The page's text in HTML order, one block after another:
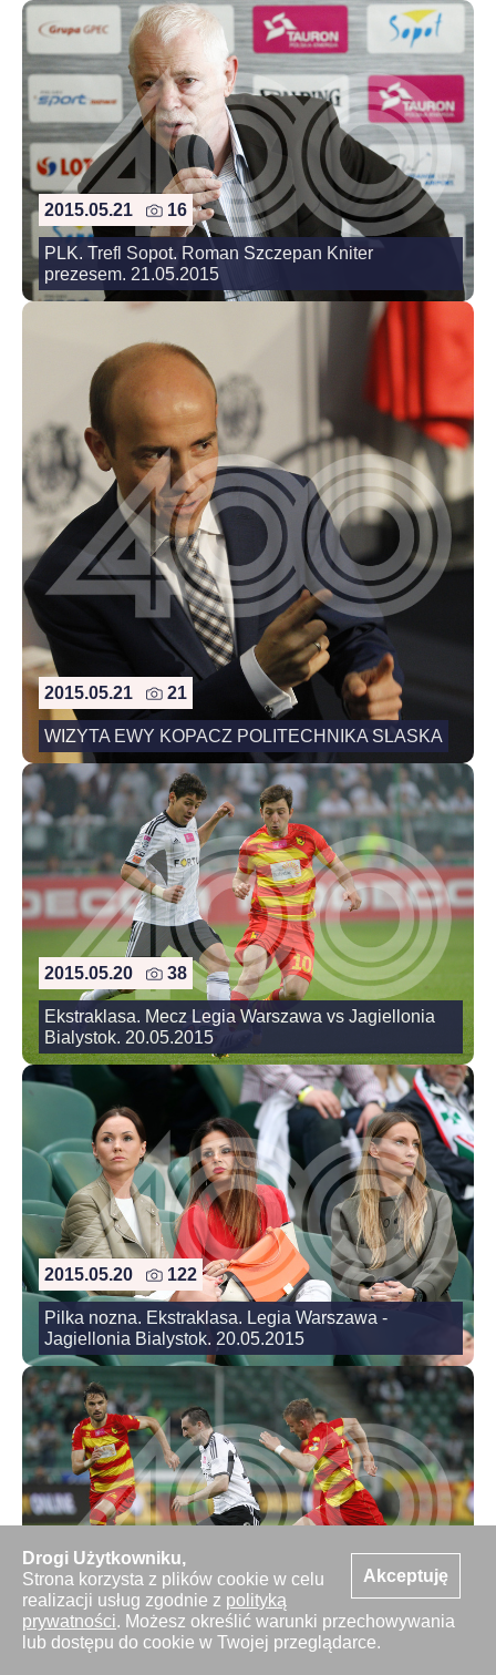
Akceptuję
Drogi Użytkowniku,
Strona korzysta z plików cookie w celu
realizacji usług zgodnie z polityką
prywatności. Możesz określić warunki przechowywania
lub dostępu do cookie w Twojej przeglądarce.
2015.05.21 16
PLK. Trefl Sopot. Roman Szczepan Kniter
prezesem. 21.05.2015
2015.05.21 21
WIZYTA EWY KOPACZ POLITECHNIKA SLASKA
2015.05.20 38
Ekstraklasa. Mecz Legia Warszawa vs Jagiellonia
Bialystok. 20.05.2015
2015.05.20 122
Pilka nozna. Ekstraklasa. Legia Warszawa -
Jagiellonia Bialystok. 20.05.2015
Ekstraklasa. Legia Warszawa - Jagiellonia Bialystok.
20.05.2015